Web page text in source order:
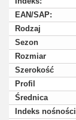
EAN/SAP:
Rodzaj
Sezon
Rozmiar
Szerokość
Profil
Średnica
Indeks nośności